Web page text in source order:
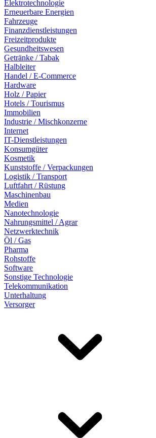
Elektrotechnologie
Erneuerbare Energien
Fahrzeuge
Finanzdienstleistungen
Freizeitprodukte
Gesundheitswesen
Getränke / Tabak
Halbleiter
Handel / E-Commerce
Hardware
Holz / Papier
Hotels / Tourismus
Immobilien
Industrie / Mischkonzerne
Internet
IT-Dienstleistungen
Konsumgüter
Kosmetik
Kunststoffe / Verpackungen
Logistik / Transport
Luftfahrt / Rüstung
Maschinenbau
Medien
Nanotechnologie
Nahrungsmittel / Agrar
Netzwerktechnik
Öl / Gas
Pharma
Rohstoffe
Software
Sonstige Technologie
Telekommunikation
Unterhaltung
Versorger